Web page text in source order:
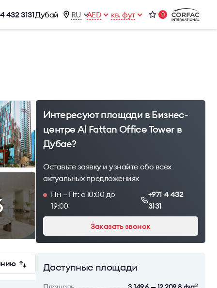
432 3131Дубай RU AED кв. фут 0
Интересуют площади в Бизнес-
центре Al Fattan Office Tower в
Дубае?
Оставьте заявку и узнайте обо всех
актуальных предложениях
Пн – Пт: с 10:00 до
19:00
+971 4 432
3131
Заказать звонок
Доступные площади
2
office@brightrich.com